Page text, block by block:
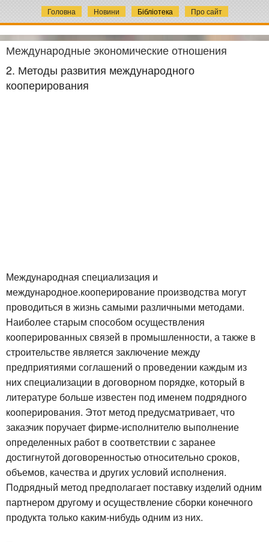
Головна Новини Бібліотека Про сайт
Международные экономические отношения
2. Методы развития международного
кооперирования
Международная специализация и
международное.кооперирование производства могут
проводиться в жизнь самыми различными методами.
Наиболее старым способом осуществления
кооперированных связей в промышленности, а также в
строительстве является заключение между
предприятиями соглашений о проведении каждым из
них специализации в договорном порядке, который в
литературе больше известен под именем подрядного
кооперирования. Этот метод предусматривает, что
заказчик поручает фирме-исполнителю выполнение
определенных работ в соответствии с заранее
достигнутой договоренностью относительно сроков,
объемов, качества и других условий исполнения.
Подрядный метод предполагает поставку изделий одним
партнером другому и осуществление сборки конечного
продукта только каким-нибудь одним из них.